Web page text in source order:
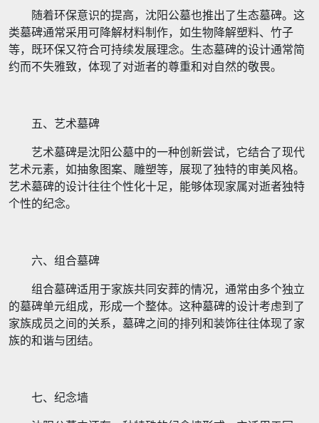
随着环保意识的提高，沈阳公墓也推出了生态墓碑。这
类墓碑通常采用可降解材料制作，如生物降解塑料、竹子
等，既环保又符合可持续发展理念。生态墓碑的设计通常简
约而不失雅致，体现了对逝者的尊重和对自然的敬畏。
五、艺术墓碑
艺术墓碑是沈阳公墓中的一种创新尝试，它结合了现代
艺术元素，如抽象图案、雕塑等，展现了独特的审美风格。
艺术墓碑的设计往往个性化十足，能够体现家属对逝者独特
个性的纪念。
六、组合墓碑
组合墓碑适用于家族共同安葬的情况，通常由多个独立
的墓碑单元组成，形成一个整体。这种墓碑的设计考虑到了
家族成员之间的关系，墓碑之间的排列和装饰往往体现了家
族的和谐与团结。
七、纪念墙